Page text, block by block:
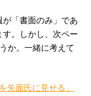
「書面のみ」であ
。しかし、次ペー
か。一緒に考えて
矢面氏に見せる」